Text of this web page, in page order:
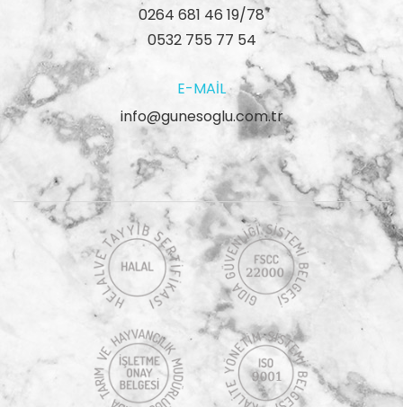
0264 681 46 19/78
0532 755 77 54
E-MAIL
info@gunesoglu.com.tr